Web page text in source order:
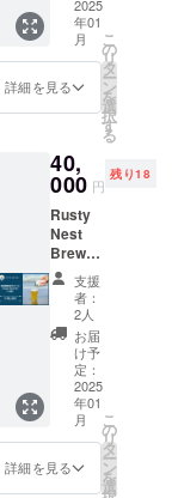
供はで
きませ
んので
よろし
くお願
いいた
す。
様の
「コー
ヒー
網白里
市の麦
麦」 大
網白里
ホップ
農家様
の
「ホッ
プ」 を
一部使
用し、
地産の
素材を
取り入
れた大
網白里
ラフト
ビール
y）完成
後、自
社醸造
第一弾
となる
Rusty
Nest
Sessio
n IPAを
両方を
じっく
りお楽
しみい
ただけ
る贅沢
な飲み
比べ
セット
です。
★ お礼
のメッ
セージ
Rusty
Cafe &
Barの壁
に感謝
のネー
ムプ
レート
し、
ファン
ドメン
バーの
名前が
入りま
す。 半
額チ
ケット
10枚の
特典付
き（ご
本人の
飲料の
み対
象、有
効期間1
2025
年01
月
詳細を見る
こ
の
リ
タ
ー
ン
を
選
択
す
る
40,
000 円
残り18
Rusty
Nest
Brewer
yの定番
クラフ
トビー
ル
「Rust
y Nest
IPA」！
現在は
OEMの
限定醸
造と
なって
支援
者：
2人
お届
け予
定：
2025
年01
月
詳細を見る
こ
の
リ
タ
ー
ン
を
選